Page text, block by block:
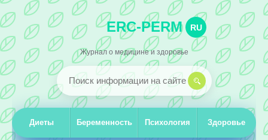
ERC-PERM RU
Журнал о медицине и здоровье
Диеты Беременность Психология Здоровье